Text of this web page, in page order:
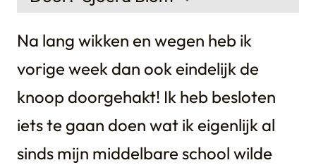
Sjoerd Blom
Sjoerd Blom is een Nederlandse
WordPress specialist en kok. Hij is
getrouwd en trotse vader van 2
meiden. Hij is dol op lekker eten,
reizen en technische snufjes. Sjoerd
schrijft vooral over de wereld,
reizen en technologie.
Na lang wikken en wegen heb ik
vorige week dan ook eindelijk de
knoop doorgehakt! Ik heb besloten
iets te gaan doen wat ik eigenlijk al
sinds mijn middelbare school wilde